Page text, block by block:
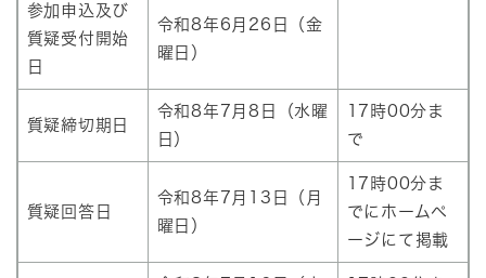
参加申込及び
質疑受付開始
日
令和8年6月26日（金
曜日）
質疑締切期日
令和8年7月8日（水曜
日）
17時00分ま
で
質疑回答日
令和8年7月13日（月
曜日）
17時00分ま
でにホームペ
ージにて掲載